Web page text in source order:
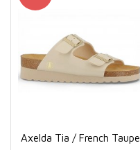
Axelda Tia / French Taupe